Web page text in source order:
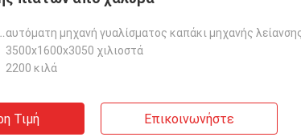
αυτόματη μηχανή γυαλίσματος καπάκι μηχανής
3500x1600x3050 χιλιοστά
2200 κιλά
Τιμή Επικοινωνήστε